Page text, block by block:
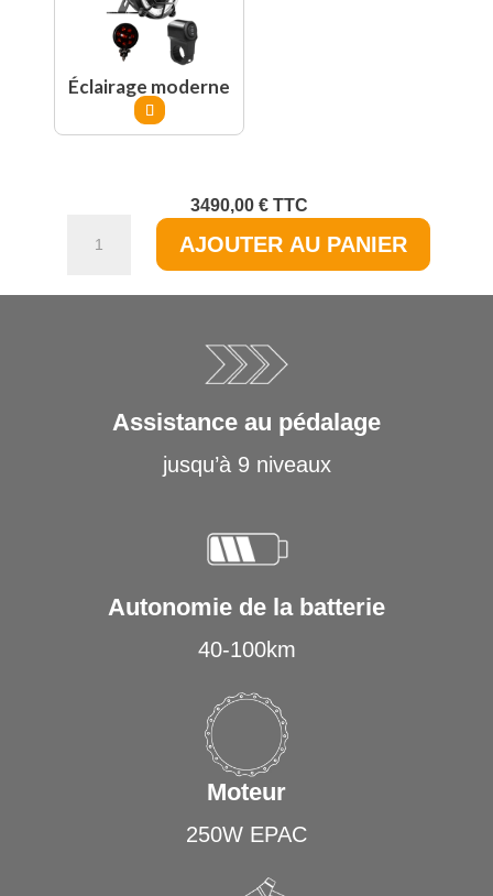
Éclairage moderne
3490,00 € TTC
Racer
AJOUTER AU PANIER
Assistance au pédalage
jusqu’à 9 niveaux
Autonomie de la batterie
40-100km
Moteur
250W EPAC